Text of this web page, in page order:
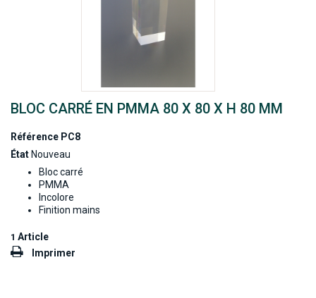
BLOC CARRÉ EN PMMA 80 X 80 X H 80 MM
Référence PC8
État Nouveau
Bloc carré
PMMA
Incolore
Finition mains
1 Article
Imprimer